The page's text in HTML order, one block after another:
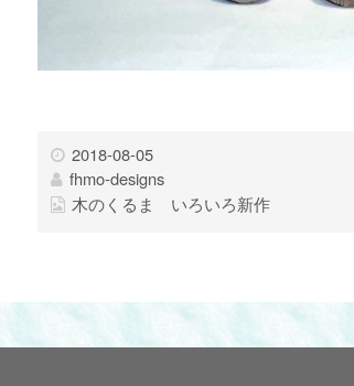
2018-08-05
fhmo-designs
木のくるま いろいろ新作